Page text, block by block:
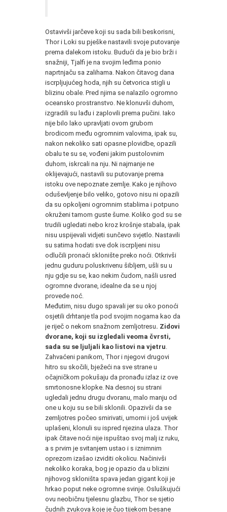
Ostavivši jarčeve koji su sada bili beskorisni,
Thor i Loki su pješke nastavili svoje putovanje
prema dalekom istoku. Budući da je bio brži i
snažniji, Tjalfi je na svojim leđima ponio
naprtnjaču sa zalihama. Nakon čitavog dana
iscrpljujućeg hoda, njih su četvorica stigli u
blizinu obale. Pred njima se nalazilo ogromno
oceansko prostranstvo. Ne klonuvši duhom,
izgradili su lađu i zaplovili prema pučini. Iako
nije bilo lako upravljati ovom grubom
brodicom među ogromnim valovima, ipak su,
nakon nekoliko sati opasne plovidbe, opazili
obalu te su se, vođeni jakim pustolovnim
duhom, iskrcali na nju. Ni najmanje ne
oklijevajući, nastavili su putovanje prema
istoku ove nepoznate zemlje. Kako je njihovo
oduševljenje bilo veliko, gotovo nisu ni opazili
da su opkoljeni ogromnim stablima i potpuno
okruženi tamom guste šume. Koliko god su se
trudili ugledati nebo kroz krošnje stabala, ipak
nisu uspijevali vidjeti sunčevo svjetlo. Nastavili
su satima hodati sve dok iscrpljeni nisu
odlučili pronaći sklonište preko noći. Otkrivši
jednu guduru poluskrivenu šibljem, ušli su u
nju gdje su se, kao nekim čudom, našli usred
ogromne dvorane, idealne da se u njoj
provede noć.
Međutim, nisu dugo spavali jer su oko ponoći
osjetili drhtanje tla pod svojim nogama kao da
je riječ o nekom snažnom zemljotresu. Zidovi
dvorane, koji su izgledali veoma čvrsti,
sada su se ljuljali kao listovi na vjetru
Zahvaćeni panikom, Thor i njegovi drugovi
hitro su skočili, bježeći na sve strane u
očajničkom pokušaju da pronađu izlaz iz ove
smrtonosne klopke. Na desnoj su strani
ugledali jednu drugu dvoranu, malo manju od
one u koju su se bili sklonili. Opazivši da se
zemljotres počeo smirivati, umorni i još uvijek
uplašeni, klonuli su ispred njezina ulaza. Thor
ipak čitave noći nije ispuštao svoj malj iz ruku,
a s prvim je svitanjem ustao i s iznimnim
oprezom izašao izviditi okolicu. Načinivši
nekoliko koraka, bog je opazio da u blizini
njihovog skloništa spava jedan gigant koji je
hrkao poput neke ogromne svinje. Osluškujući
ovu neobičnu tjelesnu glazbu, Thor se sjetio
čudnih zvukova koje je čuo tijekom besane